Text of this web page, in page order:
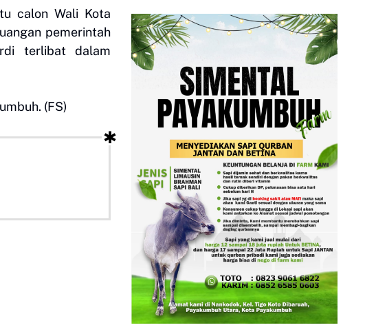
calon Wali Kota
pemerintah
terlibat dalam
(FS)